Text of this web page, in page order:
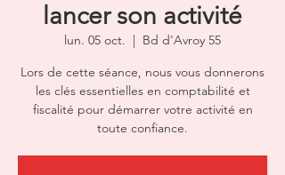
lancer son activité
lun. 05 oct.
  |
Bd d'Avroy 55
Lors de cette séance, nous vous donnerons
les clés essentielles en comptabilité et
fiscalité pour démarrer votre activité en
toute confiance.